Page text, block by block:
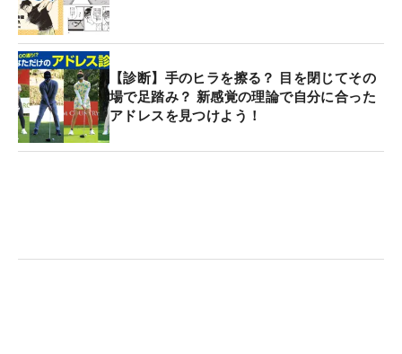
【診断】手のヒラを擦る？ 目を閉じてその
場で足踏み？ 新感覚の理論で自分に合った
アドレスを見つけよう！